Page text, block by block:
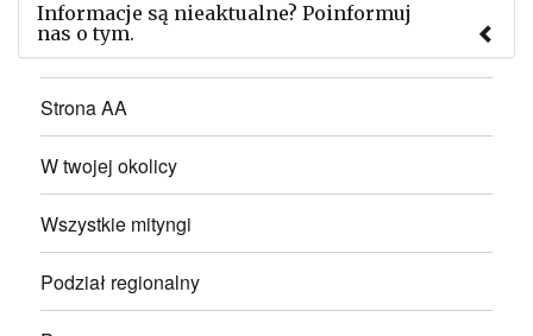
Informacje są nieaktualne? Poinformuj
nas o tym.
Użyj tego formularza aby przesłać informację o
zmianach w powyższym mityngu.
Strona AA
W twojej okolicy
Wszystkie mityngi
Podział regionalny